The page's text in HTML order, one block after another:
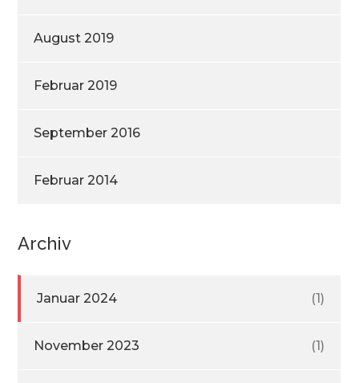
August 2019
Februar 2019
September 2016
Februar 2014
Archiv
Januar 2024 (1)
November 2023 (1)